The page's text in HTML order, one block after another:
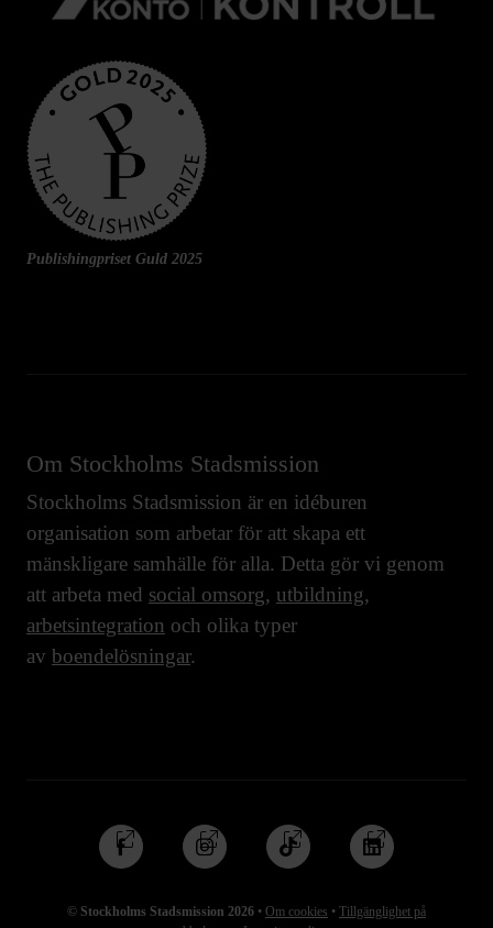
Publishingpriset Guld 2025
Om Stockholms Stadsmission
Stockholms Stadsmission är en idéburen
organisation som arbetar för att skapa ett
mänskligare samhälle för alla. Detta gör vi genom
att arbeta med social omsorg, utbildning,
arbetsintegration och olika typer
av boendelösningar.
© Stockholms Stadsmission 2026 • Om cookies • Tillgänglighet på
Följ
oss
Facebook
Följ
oss
Instagram
Följ
oss
TikTok
Följ
oss
Linkedin